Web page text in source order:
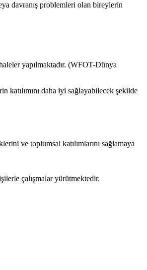
davranış problemleri olan bireylerin
yapılmaktadır. (WFOT-Dünya
daha iyi sağlayabilecek şekilde
ve toplumsal katılımlarını sağlamaya
çalışmalar yürütmektedir.